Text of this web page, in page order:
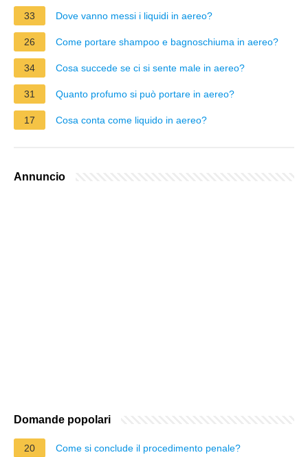
33 Dove vanno messi i liquidi in aereo?
26 Come portare shampoo e bagnoschiuma in aereo?
34 Cosa succede se ci si sente male in aereo?
31 Quanto profumo si può portare in aereo?
17 Cosa conta come liquido in aereo?
Annuncio
Domande popolari
20 Come si conclude il procedimento penale?